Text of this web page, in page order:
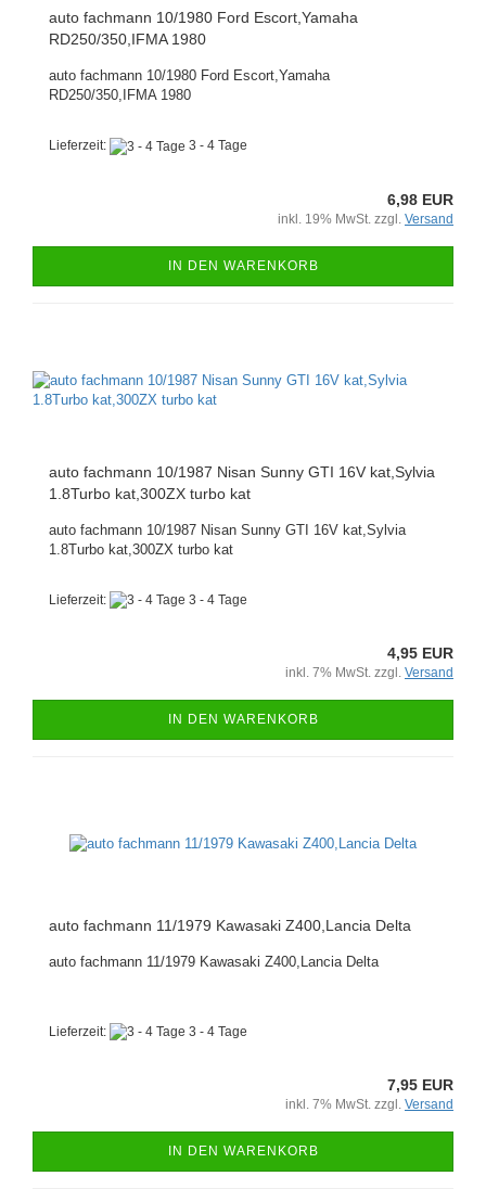
auto fachmann 10/1980 Ford Escort,Yamaha
RD250/350,IFMA 1980
auto fachmann 10/1980 Ford Escort,Yamaha
RD250/350,IFMA 1980
Lieferzeit: 3 - 4 Tage
6,98 EUR
inkl. 19% MwSt. zzgl. Versand
IN DEN WARENKORB
auto fachmann 10/1987 Nisan Sunny GTI 16V kat,Sylvia
1.8Turbo kat,300ZX turbo kat
auto fachmann 10/1987 Nisan Sunny GTI 16V kat,Sylvia
1.8Turbo kat,300ZX turbo kat
Lieferzeit: 3 - 4 Tage
4,95 EUR
inkl. 7% MwSt. zzgl. Versand
IN DEN WARENKORB
auto fachmann 11/1979 Kawasaki Z400,Lancia Delta
auto fachmann 11/1979 Kawasaki Z400,Lancia Delta
Lieferzeit: 3 - 4 Tage
7,95 EUR
inkl. 7% MwSt. zzgl. Versand
IN DEN WARENKORB